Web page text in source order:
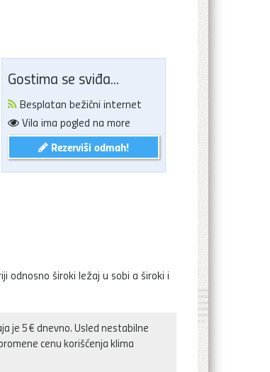
Gostima se sviđa...
Besplatan bežični internet
Vila ima pogled na more
Rezerviši odmah!
široki ležaj u sobi a široki i
je 5€ dnevno. Usled nestabilne
cenu korišćenja klima